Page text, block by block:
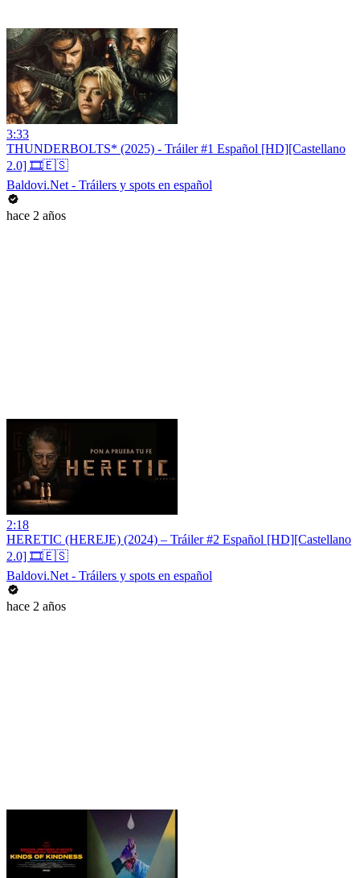
3:33
THUNDERBOLTS* (2025) - Tráiler #1 Español [HD][Castellano
2.0] 🎞️🇪🇸
Baldovi.Net - Tráilers y spots en español
hace 2 años
2:18
HERETIC (HEREJE) (2024) – Tráiler #2 Español [HD][Castellano
2.0] 🎞️🇪🇸
Baldovi.Net - Tráilers y spots en español
hace 2 años